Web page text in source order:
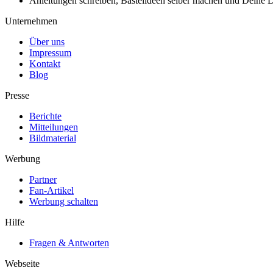
Unternehmen
Über uns
Impressum
Kontakt
Blog
Presse
Berichte
Mitteilungen
Bildmaterial
Werbung
Partner
Fan-Artikel
Werbung schalten
Hilfe
Fragen & Antworten
Webseite